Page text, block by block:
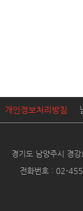
개인정보처리방침
경기도 남양주시 경
전화번호 : 02-